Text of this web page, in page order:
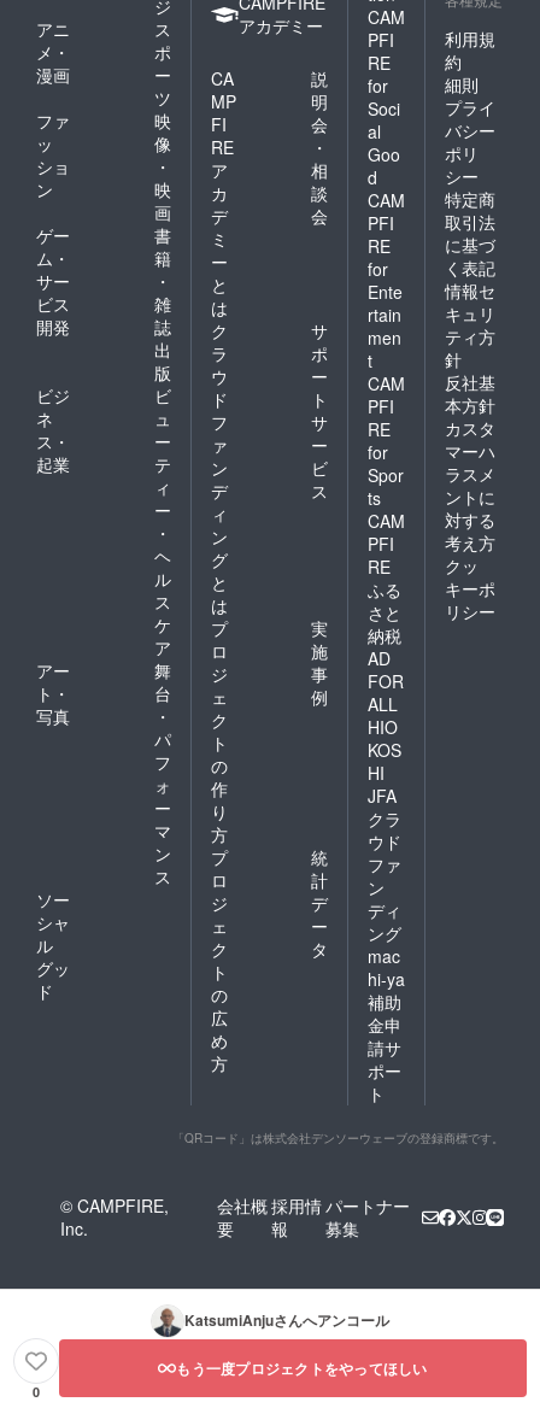
ジ
アニ
メ・
漫画
ス
ポ
ー
ツ
ファ
ッ
ショ
ン
映
像
・
映
画
ゲー
ム・
サー
ビス
開発
書
籍
・
雑
誌
出
版
ビジ
ネ
ス・
起業
ビ
ュ
ー
テ
ィ
ー
・
ヘ
ル
ス
ケ
ア
アー
ト・
写真
舞
台
・
パ
フ
ォ
ー
マ
ン
ス
ソー
シャ
ル
グッ
ド
アカデミー
CA
MP
FI
RE
ア
カ
デ
ミ
ー
と
は
説
明
会
・
相
談
会
ク
ラ
ウ
ド
フ
ァ
ン
デ
ィ
ン
グ
と
は
サ
ポ
ー
ト
サ
ー
ビ
ス
プ
ロ
ジ
ェ
ク
ト
の
作
り
方
実
施
事
例
プ
ロ
ジ
ェ
ク
ト
の
広
め
方
統
計
デ
ー
タ
CAM
PFI
RE
for
Soci
al
Goo
d
CAM
PFI
RE
for
Ente
rtain
men
t
CAM
PFI
RE
for
Spor
ts
CAM
PFI
RE
ふる
さと
納税
AD
FOR
ALL
HIO
KOS
HI
JFA
クラ
ウド
ファ
ン
ディ
ング
mac
hi-ya
補助
金申
請サ
ポー
ト
利用規
約
細則
プライ
バシー
ポリ
シー
特定商
取引法
に基づ
く表記
情報セ
キュリ
ティ方
針
反社基
本方針
カスタ
マーハ
ラスメ
ントに
対する
考え方
クッ
キーポ
リシー
「QRコード」は株式会社デンソーウェーブの登録商標です。
© CAMPFIRE,
Inc.
会社概
要
採用情
報
パートナー
募集
KatsumiAnjuさんへアンコール
0
もう一度プロジェクトをやってほしい